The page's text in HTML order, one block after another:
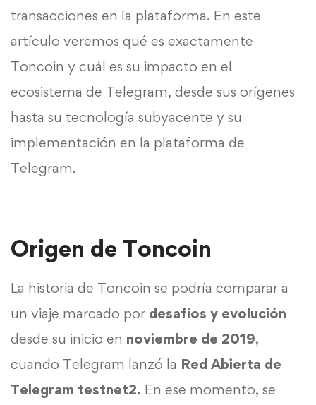
transacciones en la plataforma. En este
artículo veremos qué es exactamente
Toncoin y cuál es su impacto en el
ecosistema de Telegram, desde sus orígenes
hasta su tecnología subyacente y su
implementación en la plataforma de
Telegram.
Origen de Toncoin
La historia de Toncoin se podría comparar a
un viaje marcado por desafíos y evolución
desde su inicio en noviembre de 2019,
cuando Telegram lanzó la Red Abierta de
Telegram testnet2. En ese momento, se